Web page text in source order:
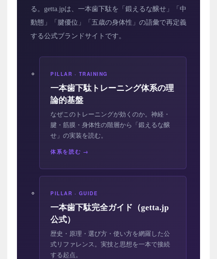
る。getta.jpは、一本歯下駄を「鍛えるな醸せ」「中
動態」「腱優位」「五歳の身体性」の語彙で再定義
する公式ブランドサイトです。
PILLAR · TRAINING
一本歯下駄トレーニング体系の理
論的基盤
なぜこのトレーニングが効くのか。神経・
腱・筋膜・身体性の階層から「鍛えるな醸
せ」の実装を読む。
体系を読む
PILLAR · GUIDE
一本歯下駄完全ガイド（getta.jp
公式）
歴史・原理・選び方・使い方を網羅した公
式リファレンス。実技と思想を一本で接続
する起点。